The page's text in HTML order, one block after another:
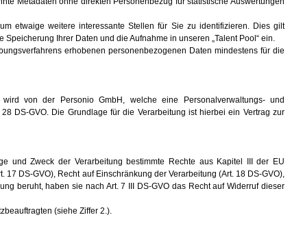
etwaige weitere interessante Stellen für Sie zu identifizieren. Dies gilt
Ihrer Daten und die Aufnahme in unseren „Talent Pool“ ein.
erhobenen personenbezogenen Daten mindestens für die
von der Personio GmbH, welche eine Personalverwaltungs- und
DS-GVO. Die Grundlage für die Verarbeitung ist hierbei ein Vertrag zur
und Zweck der Verarbeitung bestimmte Rechte aus Kapitel III der EU
DS-GVO), Recht auf Einschränkung der Verarbeitung (Art. 18 DS-GVO),
beruht, haben sie nach Art. 7 III DS-GVO das Recht auf Widerruf dieser
(siehe Ziffer 2.).